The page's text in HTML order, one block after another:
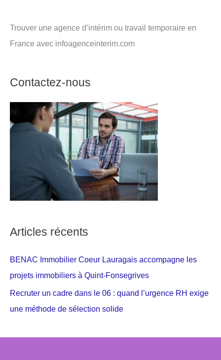
Trouver une agence d’intérim ou travail temporaire en
France avec infoagenceinterim.com
Contactez-nous
Articles récents
BENAC Immobilier Coeur Lauragais accompagne les
projets immobiliers à Quint-Fonsegrives
Recruter un cadre dans le 06 : quand l’urgence RH exige
une méthode de sélection solide